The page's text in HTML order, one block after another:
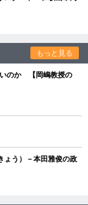
もっと見る
のか 【岡嶋教授の
う）－本田雅俊の政